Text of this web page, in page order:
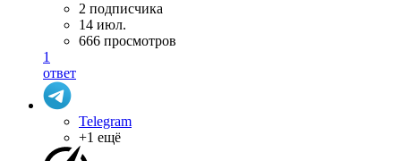
2 подписчика
14 июл.
666 просмотров
1
ответ
Telegram
+1 ещё